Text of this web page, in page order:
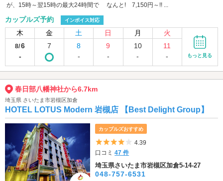
が、15時～翌15時の最大24時間で なんと! 7,150円～!! ...
カップルズ予約 インボイス対応
木 金 土 日 月 火
8/6
-
7
8
-
9
-
10
-
11
-
もっと見る
春日部八幡神社から6.7km
埼玉県 さいたま市岩槻区加倉
HOTEL LOTUS Modern 岩槻店 【Best Delight Group】
カップルズおすすめ
5つ星のうち4
4.39
口コミ47 件
埼玉県さいたま市岩槻区加倉5-14-27
048-757-6531